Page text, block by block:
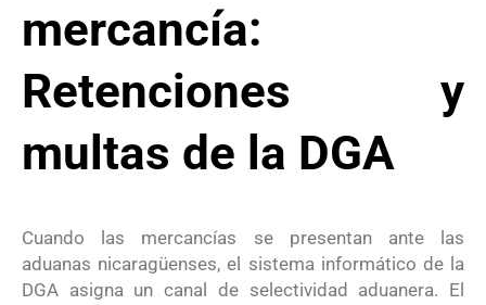
mercancía:
Retenciones y
multas de la DGA
Cuando las mercancías se presentan ante las
aduanas nicaragüenses, el sistema informático de la
DGA asigna un canal de selectividad aduanera. El